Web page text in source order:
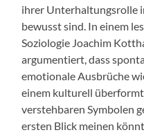
ihrer Unterhaltungsrolle
bewusst sind. In einem
Soziologie Joachim
argumentiert, dass
emotionale Ausbrüche
einem kulturell
verstehbaren Symbolen
ersten Blick meinen